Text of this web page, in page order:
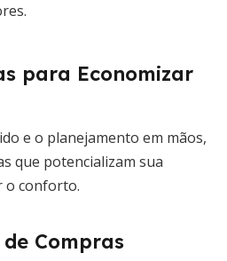
para Economizar
e o planejamento em mãos,
que potencializam sua
o conforto.
Compras